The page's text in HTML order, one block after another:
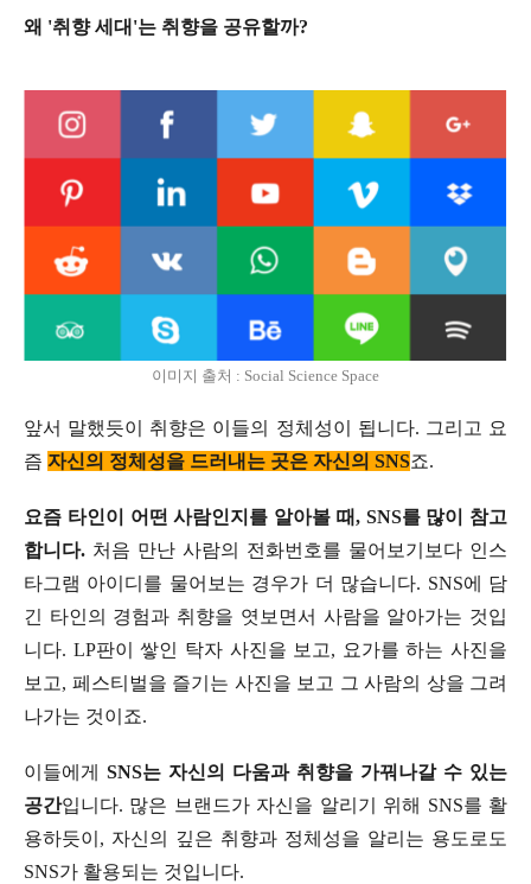
왜 '취향 세대'는 취향을 공유할까?
이미지 출처 : Social Science Space
앞서 말했듯이 취향은 이들의 정체성이 됩니다. 그리고 요
즘 자신의 정체성을 드러내는 곳은 자신의 SNS죠.
요즘 타인이 어떤 사람인지를 알아볼 때, SNS를 많이 참고
합니다. 처음 만난 사람의 전화번호를 물어보기보다 인스
타그램 아이디를 물어보는 경우가 더 많습니다. SNS에 담
긴 타인의 경험과 취향을 엿보면서 사람을 알아가는 것입
니다. LP판이 쌓인 탁자 사진을 보고, 요가를 하는 사진을
보고, 페스티벌을 즐기는 사진을 보고 그 사람의 상을 그려
나가는 것이죠.
이들에게 SNS는 자신의 다움과 취향을 가꿔나갈 수 있는
공간입니다. 많은 브랜드가 자신을 알리기 위해 SNS를 활
용하듯이, 자신의 깊은 취향과 정체성을 알리는 용도로도
SNS가 활용되는 것입니다.